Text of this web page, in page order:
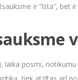
ir “īsta”, bet
laika posmi,